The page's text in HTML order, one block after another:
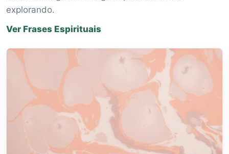
explorando.
Ver Frases Espirituais